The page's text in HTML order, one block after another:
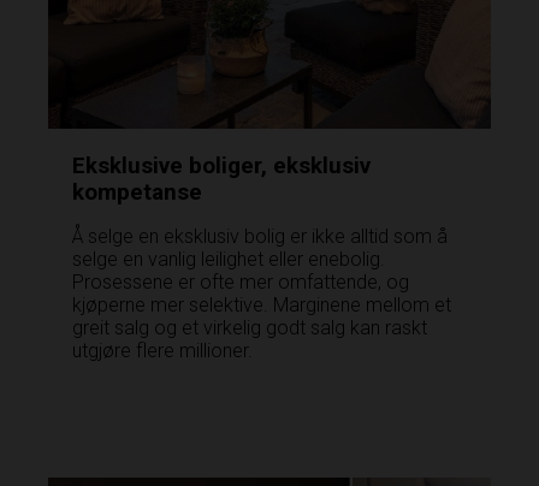
Eksklusive boliger, eksklusiv
kompetanse
Å selge en eksklusiv bolig er ikke alltid som å
selge en vanlig leilighet eller enebolig.
Prosessene er ofte mer omfattende, og
kjøperne mer selektive. Marginene mellom et
greit salg og et virkelig godt salg kan raskt
utgjøre flere millioner.